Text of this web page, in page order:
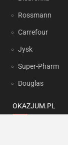
Rossmann
Carrefour
Jysk
Super-Pharm
Douglas
OKAZJUM.PL